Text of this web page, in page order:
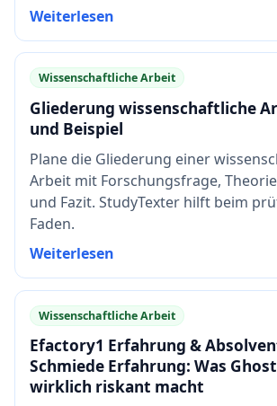
Weiterlesen
Wissenschaftliche Arbeit
Gliederung wissenschaftliche
und Beispiel
Plane die Gliederung einer
Arbeit mit Forschungsfrage,
und Fazit. StudyTexter hilft beim
Faden.
Weiterlesen
Wissenschaftliche Arbeit
Efactory1 Erfahrung &
Schmiede Erfahrung: Was
wirklich riskant macht